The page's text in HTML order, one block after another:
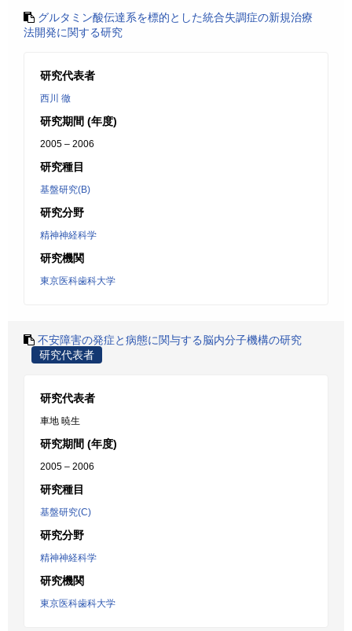
グルタミン酸伝達系を標的とした統合失調症の新規治療
法開発に関する研究
研究代表者
西川 徹
研究期間 (年度)
2005 – 2006
研究種目
基盤研究(B)
研究分野
精神神経科学
研究機関
東京医科歯科大学
不安障害の発症と病態に関与する脳内分子機構の研究
研究代表者
研究代表者
車地 暁生
研究期間 (年度)
2005 – 2006
研究種目
基盤研究(C)
研究分野
精神神経科学
研究機関
東京医科歯科大学